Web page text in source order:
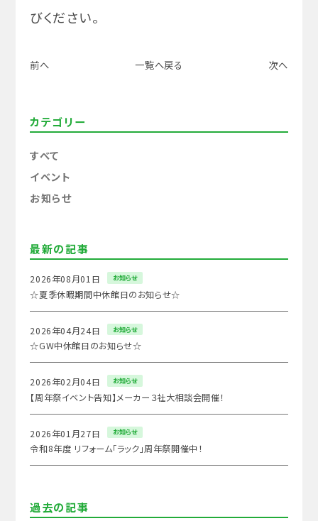
びください。
前へ 一覧へ戻る 次へ
カテゴリー
すべて
イベント
お知らせ
最新の記事
2026年08月01日 お知らせ
☆夏季休暇期間中休館日のお知らせ☆
2026年04月24日 お知らせ
☆GW中休館日のお知らせ☆
2026年02月04日 お知らせ
【周年祭イベント告知】メーカー３社大相談会開催！
2026年01月27日 お知らせ
令和8年度 リフォーム「ラック」周年祭開催中！
過去の記事